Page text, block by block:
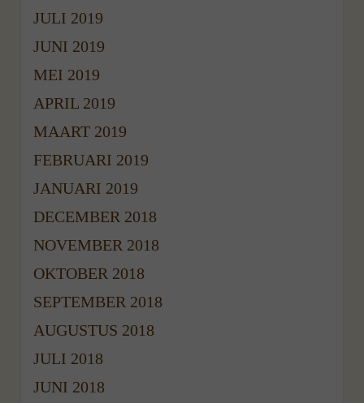
JULI 2019
JUNI 2019
MEI 2019
APRIL 2019
MAART 2019
FEBRUARI 2019
JANUARI 2019
DECEMBER 2018
NOVEMBER 2018
OKTOBER 2018
SEPTEMBER 2018
AUGUSTUS 2018
JULI 2018
JUNI 2018